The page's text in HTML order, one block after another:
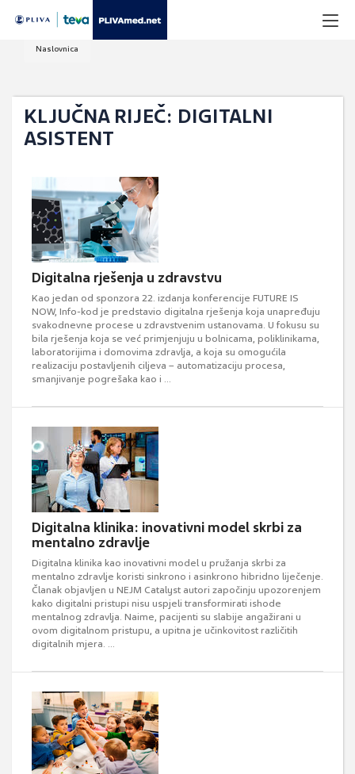
Naslovnica
KLJUČNA RIJEČ: DIGITALNI
ASISTENT
Digitalna rješenja u zdravstvu
Kao jedan od sponzora 22. izdanja konferencije FUTURE IS
NOW, Info-kod je predstavio digitalna rješenja koja unapređuju
svakodnevne procese u zdravstvenim ustanovama. U fokusu su
bila rješenja koja se već primjenjuju u bolnicama, poliklinikama,
laboratorijima i domovima zdravlja, a koja su omogućila
realizaciju postavljenih ciljeva – automatizaciju procesa,
smanjivanje pogrešaka kao i ...
Digitalna klinika: inovativni model skrbi za
mentalno zdravlje
Digitalna klinika kao inovativni model u pružanja skrbi za
mentalno zdravlje koristi sinkrono i asinkrono hibridno liječenje.
Članak objavljen u NEJM Catalyst autori započinju upozorenjem
kako digitalni pristupi nisu uspjeli transformirati ishode
mentalnog zdravlja. Naime, pacijenti su slabije angažirani u
ovom digitalnom pristupu, a upitna je učinkovitost različitih
digitalnih mjera. ...